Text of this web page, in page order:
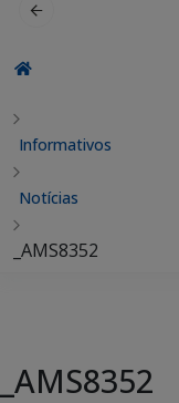
Informativos
Notícias
_AMS8352
_AMS8352